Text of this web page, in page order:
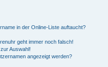
in der Online-Liste auftaucht?
geht immer noch falsch!
Auswahl!
angezeigt werden?